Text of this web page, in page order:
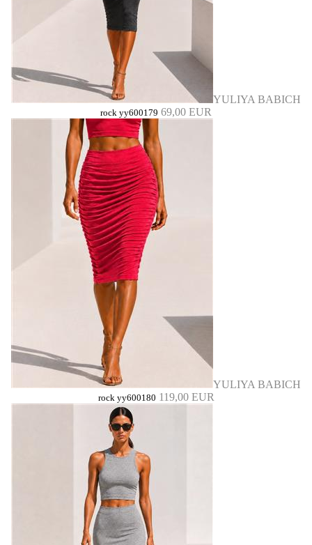
YULIYA BABICH
rock yy600179 69,00 EUR
YULIYA BABICH
rock yy600180 119,00 EUR